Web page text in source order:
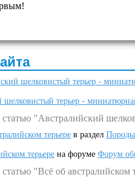
шелковистый терьер -
шелковистый терьер -
"Австралийский
терьере в раздел Породы
терьере на форуме Форум
"Всё об австралийском